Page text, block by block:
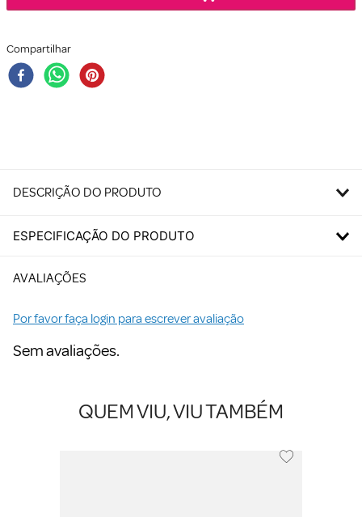
Compartilhar
DESCRIÇÃO DO PRODUTO
ESPECIFICAÇÃO DO PRODUTO
AVALIAÇÕES
Por favor faça login para escrever avaliação
Sem avaliações.
QUEM VIU, VIU TAMBÉM